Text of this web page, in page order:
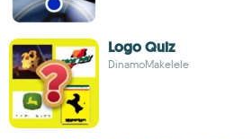
Logo Quiz
DinamoMakelele